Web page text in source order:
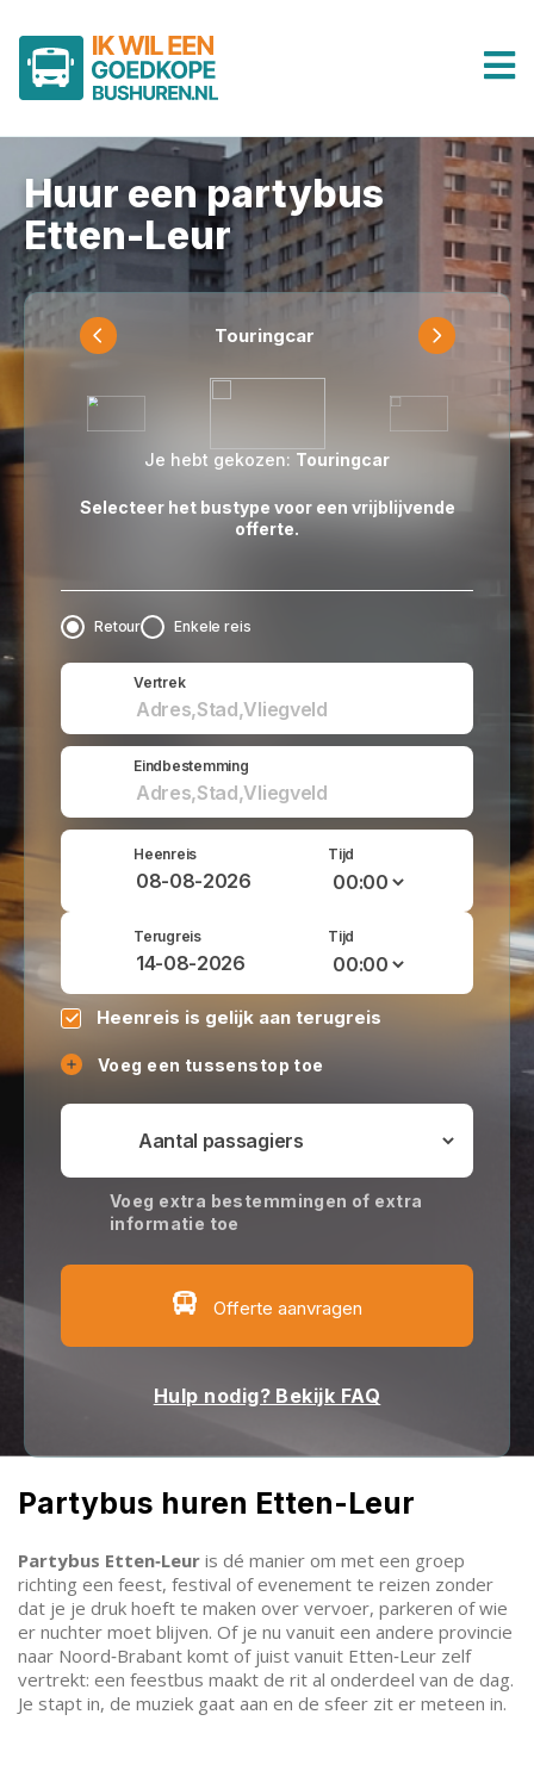
Huur een partybus
Etten-Leur
Touringcar
Je hebt gekozen: Touringcar
Selecteer het bustype voor een vrijblijvende
offerte.
Retour Enkele reis
Vertrek
Eindbestemming
Heenreis Tijd
Terugreis Tijd
Heenreis is gelijk aan terugreis
Voeg een tussenstop toe
Voeg extra bestemmingen of extra
informatie toe
Offerte aanvragen
Hulp nodig? Bekijk FAQ
Partybus huren Etten-Leur
Partybus Etten‑Leur is dé manier om met een groep
richting een feest, festival of evenement te reizen zonder
dat je je druk hoeft te maken over vervoer, parkeren of wie
er nuchter moet blijven. Of je nu vanuit een andere provincie
naar Noord‑Brabant komt of juist vanuit Etten‑Leur zelf
vertrekt: een feestbus maakt de rit al onderdeel van de dag.
Je stapt in, de muziek gaat aan en de sfeer zit er meteen in.